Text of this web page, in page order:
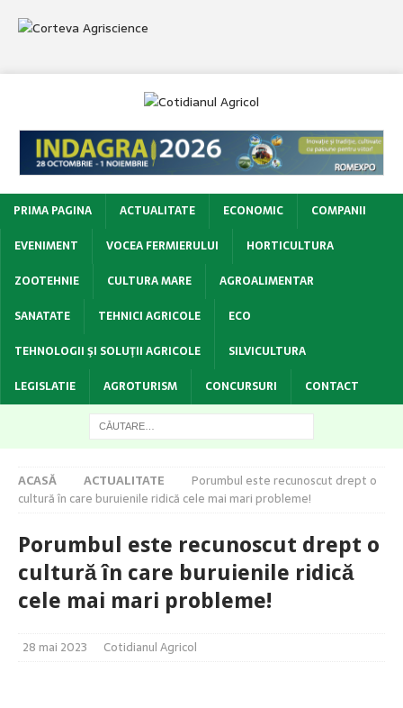
PRIMA PAGINA ACTUALITATE ECONOMIC
COMPANII
EVENIMENT
VOCEA FERMIERULUI
HORTICULTURA
ZOOTEHNIE
CULTURA MARE
AGROALIMENTAR
SANATATE
TEHNICI AGRICOLE
ECO
TEHNOLOGII ŞI SOLUŢII AGRICOLE
SILVICULTURA
LEGISLATIE
AGROTURISM CONCURSURI CONTACT
ACASĂ ACTUALITATE
Porumbul este recunoscut drept o
cultură în care buruienile ridică cele mai mari probleme!
Porumbul este recunoscut drept o
cultură în care buruienile ridică
cele mai mari probleme!
28 mai 2023 Cotidianul Agricol